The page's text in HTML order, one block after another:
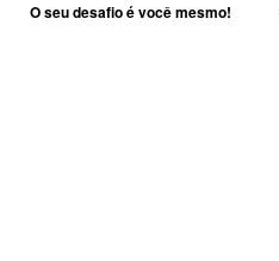
O seu desafio é você mesmo!